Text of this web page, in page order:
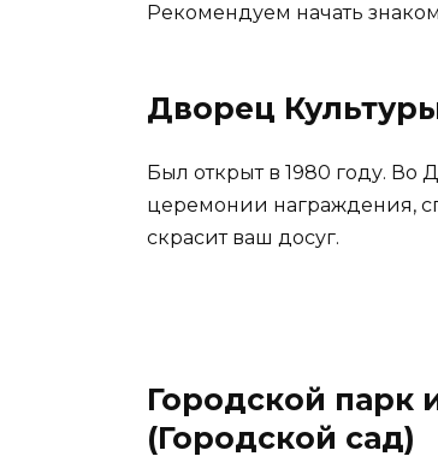
Рекомендуем начать
Дворец
Был открыт в 1980 году.
церемонии награждения,
скрасит ваш досуг.
Городской
(Городской сад)